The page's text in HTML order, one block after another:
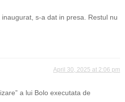
s-a dat in presa. Restul nu
April 30, 2025 at 2:06 pm
a lui Bolo executata de